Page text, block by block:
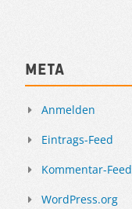
Meta
Anmelden
Eintrags-Feed
Kommentar-Feed
WordPress.org